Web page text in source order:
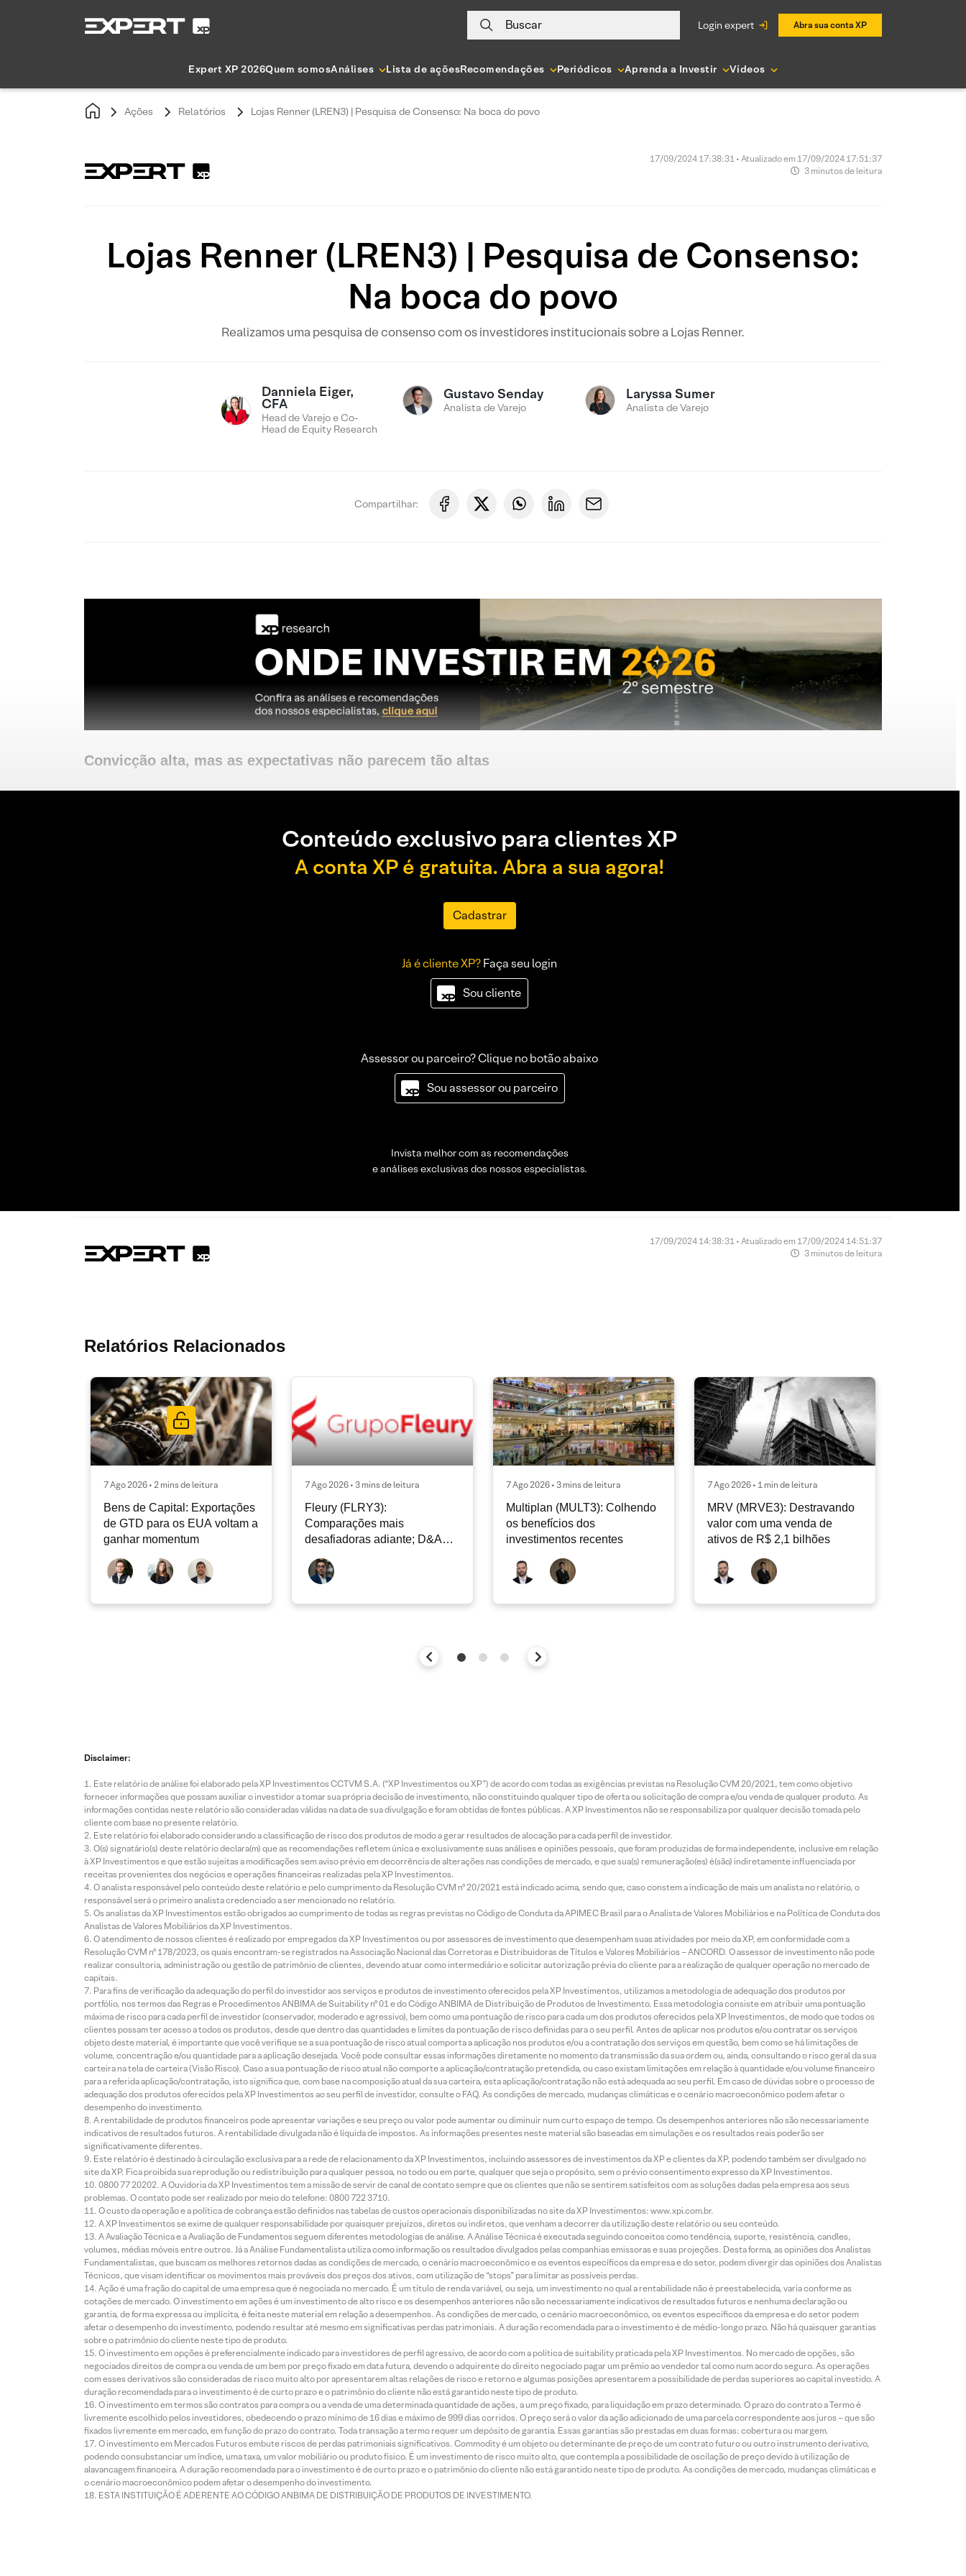
Buscar login expert Abra sua conta XP
Expert XP 2026Quem somosAnálises Lista de açõesRecomendações Periódicos Aprenda a Investir Vídeos
Ações Relatórios Lojas Renner (LREN3) | Pesquisa de Consenso: Na boca do povo
17/09/2024 17:38:31 • Atualizado em 17/09/2024 17:51:37
3 minutos de leitura
Lojas Renner (LREN3) | Pesquisa de Consenso:
Na boca do povo
Realizamos uma pesquisa de consenso com os investidores institucionais sobre a Lojas Renner.
Danniela Eiger,
CFA
Head de Varejo e Co-
Head de Equity Research
Gustavo Senday
Analista de Varejo
Laryssa Sumer
Analista de Varejo
Compartilhar:
Convicção alta, mas as expectativas não parecem tão altas
Conteúdo exclusivo para clientes XP
A conta XP é gratuita. Abra a sua agora!
Cadastrar
Já é cliente XP?Faça seu login
Sou cliente
Assessor ou parceiro? Clique no botão abaixo
Sou assessor ou parceiro
Invista melhor com as recomendações
e análises exclusivas dos nossos especialistas.
17/09/2024 14:38:31 • Atualizado em 17/09/2024 14:51:37
3 minutos de leitura
Relatórios Relacionados
7 Ago 2026 • 2 mins de leitura
Bens de Capital: Exportações
de GTD para os EUA voltam a
ganhar momentum
7 Ago 2026 • 3 mins de leitura
Fleury (FLRY3):
Comparações mais
desafiadoras adiante; D&A
deve permanecer nos níveis
atuais
7 Ago 2026 • 3 mins de leitura
Multiplan (MULT3): Colhendo
os benefícios dos
investimentos recentes
7 Ago 2026 • 1 min de leitura
MRV (MRVE3): Destravando
valor com uma venda de
ativos de R$ 2,1 bilhões
Disclaimer:
Este relatório de análise foi elaborado pela XP Investimentos CCTVM S.A. (“XP Investimentos ou XP”) de acordo com todas as exigências previstas na Resolução CVM 20/2021, tem como objetivo
fornecer informações que possam auxiliar o investidor a tomar sua própria decisão de investimento, não constituindo qualquer tipo de oferta ou solicitação de compra e/ou venda de qualquer produto. As
informações contidas neste relatório são consideradas válidas na data de sua divulgação e foram obtidas de fontes públicas. A XP Investimentos não se responsabiliza por qualquer decisão tomada pelo
cliente com base no presente relatório.
Este relatório foi elaborado considerando a classificação de risco dos produtos de modo a gerar resultados de alocação para cada perfil de investidor.
O(s) signatário(s) deste relatório declara(m) que as recomendações refletem única e exclusivamente suas análises e opiniões pessoais, que foram produzidas de forma independente, inclusive em relação
à XP Investimentos e que estão sujeitas a modificações sem aviso prévio em decorrência de alterações nas condições de mercado, e que sua(s) remuneração(es) é(são) indiretamente influenciada por
receitas provenientes dos negócios e operações financeiras realizadas pela XP Investimentos.
O analista responsável pelo conteúdo deste relatório e pelo cumprimento da Resolução CVM nº 20/2021 está indicado acima, sendo que, caso constem a indicação de mais um analista no relatório, o
responsável será o primeiro analista credenciado a ser mencionado no relatório.
Os analistas da XP Investimentos estão obrigados ao cumprimento de todas as regras previstas no Código de Conduta da APIMEC Brasil para o Analista de Valores Mobiliários e na Política de Conduta dos
Analistas de Valores Mobiliários da XP Investimentos.
O atendimento de nossos clientes é realizado por empregados da XP Investimentos ou por assessores de investimento que desempenham suas atividades por meio da XP, em conformidade com a
Resolução CVM nº 178/2023, os quais encontram-se registrados na Associação Nacional das Corretoras e Distribuidoras de Títulos e Valores Mobiliários – ANCORD. O assessor de investimento não pode
realizar consultoria, administração ou gestão de patrimônio de clientes, devendo atuar como intermediário e solicitar autorização prévia do cliente para a realização de qualquer operação no mercado de
capitais.
Para fins de verificação da adequação do perfil do investidor aos serviços e produtos de investimento oferecidos pela XP Investimentos, utilizamos a metodologia de adequação dos produtos por
portfólio, nos termos das Regras e Procedimentos ANBIMA de Suitability nº 01 e do Código ANBIMA de Distribuição de Produtos de Investimento. Essa metodologia consiste em atribuir uma pontuação
máxima de risco para cada perfil de investidor (conservador, moderado e agressivo), bem como uma pontuação de risco para cada um dos produtos oferecidos pela XP Investimentos, de modo que todos os
clientes possam ter acesso a todos os produtos, desde que dentro das quantidades e limites da pontuação de risco definidas para o seu perfil. Antes de aplicar nos produtos e/ou contratar os serviços
objeto deste material, é importante que você verifique se a sua pontuação de risco atual comporta a aplicação nos produtos e/ou a contratação dos serviços em questão, bem como se há limitações de
volume, concentração e/ou quantidade para a aplicação desejada. Você pode consultar essas informações diretamente no momento da transmissão da sua ordem ou, ainda, consultando o risco geral da sua
carteira na tela de carteira (Visão Risco). Caso a sua pontuação de risco atual não comporte a aplicação/contratação pretendida, ou caso existam limitações em relação à quantidade e/ou volume financeiro
para a referida aplicação/contratação, isto significa que, com base na composição atual da sua carteira, esta aplicação/contratação não está adequada ao seu perfil. Em caso de dúvidas sobre o processo de
adequação dos produtos oferecidos pela XP Investimentos ao seu perfil de investidor, consulte o FAQ. As condições de mercado, mudanças climáticas e o cenário macroeconômico podem afetar o
desempenho do investimento.
A rentabilidade de produtos financeiros pode apresentar variações e seu preço ou valor pode aumentar ou diminuir num curto espaço de tempo. Os desempenhos anteriores não são necessariamente
indicativos de resultados futuros. A rentabilidade divulgada não é líquida de impostos. As informações presentes neste material são baseadas em simulações e os resultados reais poderão ser
significativamente diferentes.
Este relatório é destinado à circulação exclusiva para a rede de relacionamento da XP Investimentos, incluindo assessores de investimentos da XP e clientes da XP, podendo também ser divulgado no
site da XP. Fica proibida sua reprodução ou redistribuição para qualquer pessoa, no todo ou em parte, qualquer que seja o propósito, sem o prévio consentimento expresso da XP Investimentos.
0800 77 20202. A Ouvidoria da XP Investimentos tem a missão de servir de canal de contato sempre que os clientes que não se sentirem satisfeitos com as soluções dadas pela empresa aos seus
problemas. O contato pode ser realizado por meio do telefone: 0800 722 3710.
O custo da operação e a política de cobrança estão definidos nas tabelas de custos operacionais disponibilizadas no site da XP Investimentos: www.xpi.com.br.
A XP Investimentos se exime de qualquer responsabilidade por quaisquer prejuízos, diretos ou indiretos, que venham a decorrer da utilização deste relatório ou seu conteúdo.
A Avaliação Técnica e a Avaliação de Fundamentos seguem diferentes metodologias de análise. A Análise Técnica é executada seguindo conceitos como tendência, suporte, resistência, candles,
volumes, médias móveis entre outros. Já a Análise Fundamentalista utiliza como informação os resultados divulgados pelas companhias emissoras e suas projeções. Desta forma, as opiniões dos Analistas
Fundamentalistas, que buscam os melhores retornos dadas as condições de mercado, o cenário macroeconômico e os eventos específicos da empresa e do setor, podem divergir das opiniões dos Analistas
Técnicos, que visam identificar os movimentos mais prováveis dos preços dos ativos, com utilização de “stops” para limitar as possíveis perdas.
Ação é uma fração do capital de uma empresa que é negociada no mercado. É um título de renda variável, ou seja, um investimento no qual a rentabilidade não é preestabelecida, varia conforme as
cotações de mercado. O investimento em ações é um investimento de alto risco e os desempenhos anteriores não são necessariamente indicativos de resultados futuros e nenhuma declaração ou
garantia, de forma expressa ou implícita, é feita neste material em relação a desempenhos. As condições de mercado, o cenário macroeconômico, os eventos específicos da empresa e do setor podem
afetar o desempenho do investimento, podendo resultar até mesmo em significativas perdas patrimoniais. A duração recomendada para o investimento é de médio-longo prazo. Não há quaisquer garantias
sobre o patrimônio do cliente neste tipo de produto.
O investimento em opções é preferencialmente indicado para investidores de perfil agressivo, de acordo com a política de suitability praticada pela XP Investimentos. No mercado de opções, são
negociados direitos de compra ou venda de um bem por preço fixado em data futura, devendo o adquirente do direito negociado pagar um prêmio ao vendedor tal como num acordo seguro. As operações
com esses derivativos são consideradas de risco muito alto por apresentarem altas relações de risco e retorno e algumas posições apresentarem a possibilidade de perdas superiores ao capital investido. A
duração recomendada para o investimento é de curto prazo e o patrimônio do cliente não está garantido neste tipo de produto.
O investimento em termos são contratos para compra ou a venda de uma determinada quantidade de ações, a um preço fixado, para liquidação em prazo determinado. O prazo do contrato a Termo é
livremente escolhido pelos investidores, obedecendo o prazo mínimo de 16 dias e máximo de 999 dias corridos. O preço será o valor da ação adicionado de uma parcela correspondente aos juros – que são
fixados livremente em mercado, em função do prazo do contrato. Toda transação a termo requer um depósito de garantia. Essas garantias são prestadas em duas formas: cobertura ou margem.
O investimento em Mercados Futuros embute riscos de perdas patrimoniais significativos. Commodity é um objeto ou determinante de preço de um contrato futuro ou outro instrumento derivativo,
podendo consubstanciar um índice, uma taxa, um valor mobiliário ou produto físico. É um investimento de risco muito alto, que contempla a possibilidade de oscilação de preço devido à utilização de
alavancagem financeira. A duração recomendada para o investimento é de curto prazo e o patrimônio do cliente não está garantido neste tipo de produto. As condições de mercado, mudanças climáticas e
o cenário macroeconômico podem afetar o desempenho do investimento.
ESTA INSTITUIÇÃO É ADERENTE AO CÓDIGO ANBIMA DE DISTRIBUIÇÃO DE PRODUTOS DE INVESTIMENTO.